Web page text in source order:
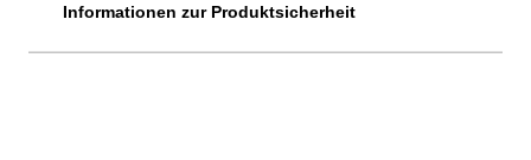
Informationen zur Produktsicherheit